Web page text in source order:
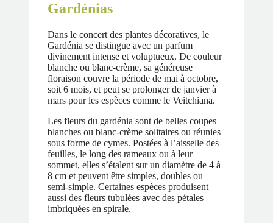
Gardénias
Dans le concert des plantes décoratives, le
Gardénia se distingue avec un parfum
divinement intense et voluptueux. De couleur
blanche ou blanc-crème, sa généreuse
floraison couvre la période de mai à octobre,
soit 6 mois, et peut se prolonger de janvier à
mars pour les espèces comme le Veitchiana.
Les fleurs du gardénia sont de belles coupes
blanches ou blanc-crème solitaires ou réunies
sous forme de cymes. Postées à l’aisselle des
feuilles, le long des rameaux ou à leur
sommet, elles s’étalent sur un diamètre de 4 à
8 cm et peuvent être simples, doubles ou
semi-simple. Certaines espèces produisent
aussi des fleurs tubulées avec des pétales
imbriquées en spirale.